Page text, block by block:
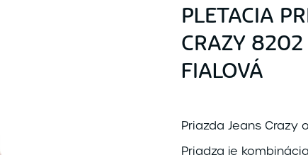
PLETACIA
CRAZY
FIALOVÁ
Priazda Jeans Crazy
Priadza je